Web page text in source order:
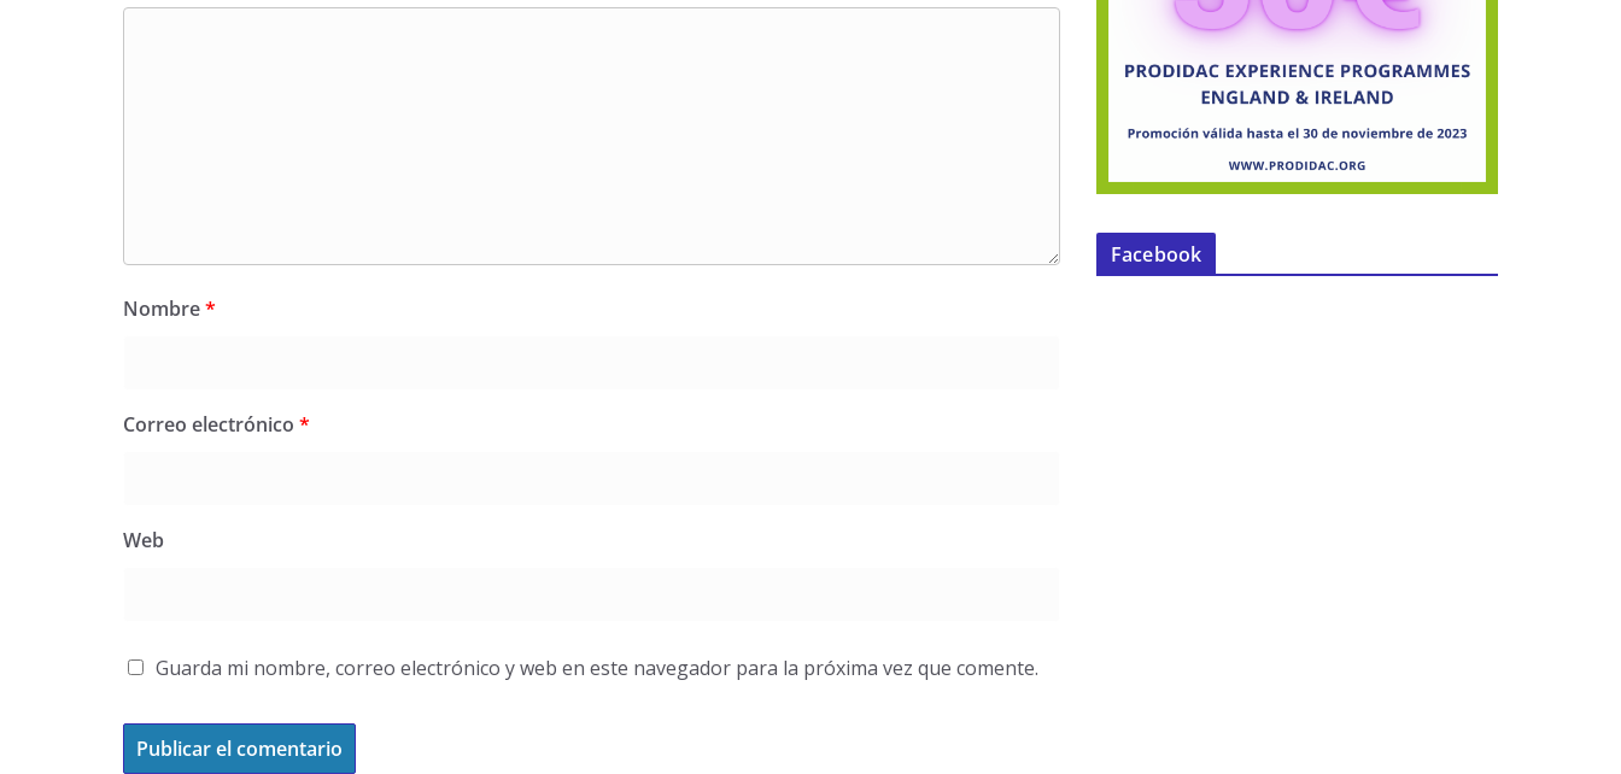
Nombre*
Correo electrónico *
Web
Guarda mi nombre, correo electrónico y web en este navegador para la próxima vez que comente.
Facebook